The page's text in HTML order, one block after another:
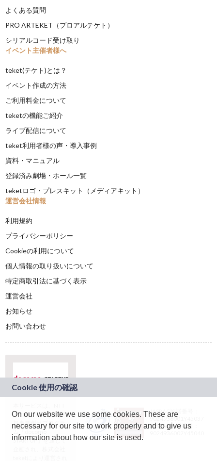
よくある質問
PRO ARTEKET（プロアルテケト）
シリアルコード受け取り
イベント主催者様へ
teket(テケト)とは？
イベント作成の方法
ご利用料金について
teketの機能ご紹介
ライブ配信について
teket利用者様の声・導入事例
資料・マニュアル
登録済み劇場・ホール一覧
teketロゴ・プレスキット（メディアキット）
運営会社情報
利用規約
プライバシーポリシー
Cookieの利用について
個人情報の取り扱いについて
特定商取引法に基づく表示
運営会社
お知らせ
お問い合わせ
ドコモグループの新
規事業創出プログラ
ム「docomo
STARTUP」を通じて
JASRAC許諾番号：
9024936001Y45037
JASRAC許諾番号：
On our website we use some cookies. These are
necessary for our site to work properly and to give us
information about how our site is used.